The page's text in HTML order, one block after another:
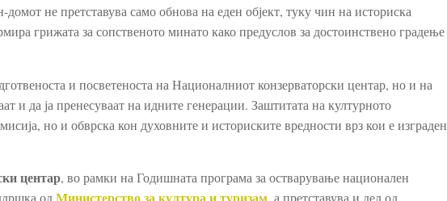
не претставува само обнова на еден објект, туку чин на историска
грижата за сопственото минато како предуслов за достоинствено градење
и посветеноста на Националниот конзерваторски центар, но и на
и да ја пренесуваат на идните генерации. Заштитата на културното
но и обврска кон духовните и историските вредности врз кои е изграден
центар, во рамки на Годишната програма за остварување национален